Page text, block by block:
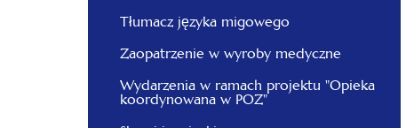
Tłumacz języka migowego
Zaopatrzenie w wyroby medyczne
Wydarzenia w ramach projektu "Opieka
koordynowana w POZ"